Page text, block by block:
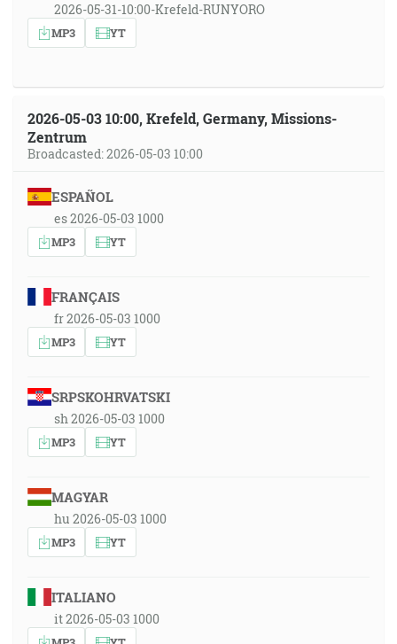
2026-05-31-10:00-Krefeld-RUNYORO
MP3 YT
2026-05-03 10:00, Krefeld, Germany, Missions-
Zentrum
Broadcasted: 2026-05-03 10:00
ESPAÑOL
es 2026-05-03 1000
MP3 YT
FRANÇAIS
fr 2026-05-03 1000
MP3 YT
SRPSKOHRVATSKI
sh 2026-05-03 1000
MP3 YT
MAGYAR
hu 2026-05-03 1000
MP3 YT
ITALIANO
it 2026-05-03 1000